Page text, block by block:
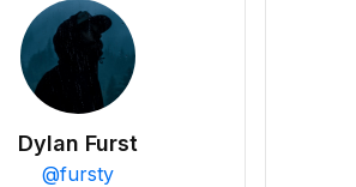
Dylan Furst
@fursty